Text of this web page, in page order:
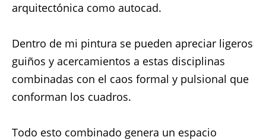
arquitectónica como autocad.
Dentro de mi pintura se pueden apreciar ligeros
guiños y acercamientos a estas disciplinas
combinadas con el caos formal y pulsional que
conforman los cuadros.
Todo esto combinado genera un espacio